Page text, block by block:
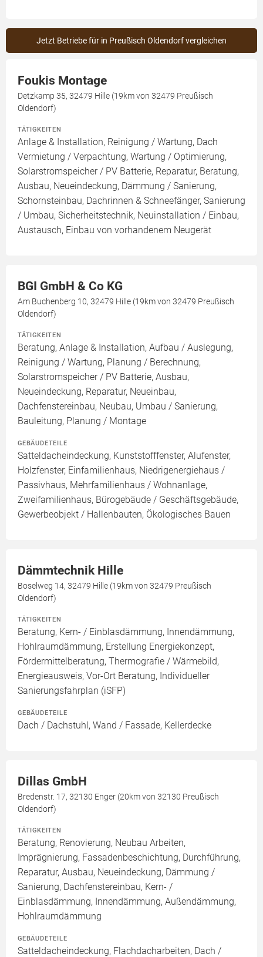
Jetzt Betriebe für in Preußisch Oldendorf vergleichen
Foukis Montage
Detzkamp 35, 32479 Hille (19km von 32479 Preußisch
Oldendorf)
TÄTIGKEITEN
Anlage & Installation, Reinigung / Wartung, Dach
Vermietung / Verpachtung, Wartung / Optimierung,
Solarstromspeicher / PV Batterie, Reparatur, Beratung,
Ausbau, Neueindeckung, Dämmung / Sanierung,
Schornsteinbau, Dachrinnen & Schneefänger, Sanierung
/ Umbau, Sicherheitstechnik, Neuinstallation / Einbau,
Austausch, Einbau von vorhandenem Neugerät
BGI GmbH & Co KG
Am Buchenberg 10, 32479 Hille (19km von 32479 Preußisch
Oldendorf)
TÄTIGKEITEN
Beratung, Anlage & Installation, Aufbau / Auslegung,
Reinigung / Wartung, Planung / Berechnung,
Solarstromspeicher / PV Batterie, Ausbau,
Neueindeckung, Reparatur, Neueinbau,
Dachfenstereinbau, Neubau, Umbau / Sanierung,
Bauleitung, Planung / Montage
GEBÄUDETEILE
Satteldacheindeckung, Kunststofffenster, Alufenster,
Holzfenster, Einfamilienhaus, Niedrigenergiehaus /
Passivhaus, Mehrfamilienhaus / Wohnanlage,
Zweifamilienhaus, Bürogebäude / Geschäftsgebäude,
Gewerbeobjekt / Hallenbauten, Ökologisches Bauen
Dämmtechnik Hille
Boselweg 14, 32479 Hille (19km von 32479 Preußisch
Oldendorf)
TÄTIGKEITEN
Beratung, Kern- / Einblasdämmung, Innendämmung,
Hohlraumdämmung, Erstellung Energiekonzept,
Fördermittelberatung, Thermografie / Wärmebild,
Energieausweis, Vor-Ort Beratung, Individueller
Sanierungsfahrplan (iSFP)
GEBÄUDETEILE
Dach / Dachstuhl, Wand / Fassade, Kellerdecke
Dillas GmbH
Bredenstr. 17, 32130 Enger (20km von 32130 Preußisch
Oldendorf)
TÄTIGKEITEN
Beratung, Renovierung, Neubau Arbeiten,
Imprägnierung, Fassadenbeschichtung, Durchführung,
Reparatur, Ausbau, Neueindeckung, Dämmung /
Sanierung, Dachfenstereinbau, Kern- /
Einblasdämmung, Innendämmung, Außendämmung,
Hohlraumdämmung
GEBÄUDETEILE
Satteldacheindeckung, Flachdacharbeiten, Dach /